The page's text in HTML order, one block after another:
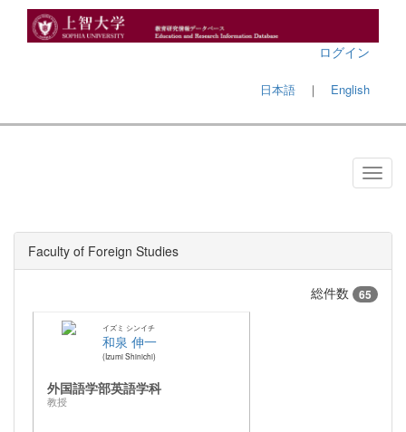
ログイン
日本語 ｜ English
Faculty of Foreign Studies
総件数 65
イズミ シンイチ
和泉 伸一
Izumi Shinichi
外国語学部英語学科
教授